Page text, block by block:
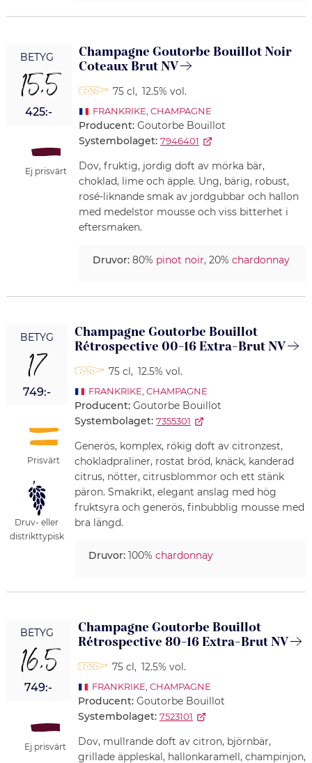
BETYG
15,5
425:-
Ej prisvärt
Champagne Goutorbe Bouillot Noir
Coteaux Brut NV
75 cl, 12.5% vol.
FRANKRIKE CHAMPAGNE
Producent: Goutorbe Bouillot
Systembolaget: 7946401
Dov, fruktig, jordig doft av mörka bär,
choklad, lime och äpple. Ung, bärig, robust,
rosé-liknande smak av jordgubbar och hallon
med medelstor mousse och viss bitterhet i
eftersmaken.
Druvor:80% pinot noir, 20% chardonnay
BETYG
17
749:-
Prisvärt
Druv- eller
distrikttypisk
Champagne Goutorbe Bouillot
Rétrospective 00-16 Extra-Brut NV
75 cl, 12.5% vol.
FRANKRIKE CHAMPAGNE
Producent: Goutorbe Bouillot
Systembolaget: 7355301
Generös, komplex, rökig doft av citronzest,
chokladpraliner, rostat bröd, knäck, kanderad
citrus, nötter, citrusblommor och ett stänk
päron. Smakrikt, elegant anslag med hög
fruktsyra och generös, finbubblig mousse med
bra längd.
Druvor:100% chardonnay
BETYG
16,5
749:-
Ej prisvärt
Champagne Goutorbe Bouillot
Rétrospective 80-16 Extra-Brut NV
75 cl, 12.5% vol.
FRANKRIKE CHAMPAGNE
Producent: Goutorbe Bouillot
Systembolaget: 7523101
Dov, mullrande doft av citron, björnbär,
grillade äppleskal, hallonkaramell, champinjon,